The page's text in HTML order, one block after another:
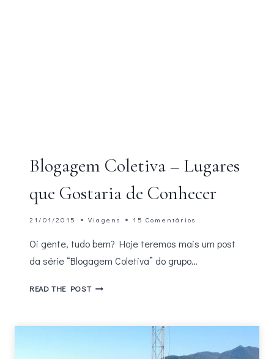
Blogagem Coletiva – Lugares
que Gostaria de Conhecer
21/01/2015 Viagens 15 Comentários
Oi gente, tudo bem? Hoje teremos mais um post
da série “Blogagem Coletiva” do grupo…
READ THE POSTBLOGAGEM
LUGARES